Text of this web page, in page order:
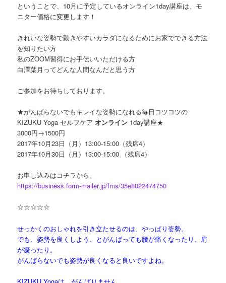
ということで、10月に予定しているオンライン1day講座は、モ
ニター価格に変更します！
きれいな姿勢で動きやすいカラダになるためにお家でできる方法
を知りたい方
私のZOOM習得にお手伝いいただける方
白澤葉月ってどんな人間なんだと思う方
ご参加をお待ちしております。
★がんばらないでもキレイな姿勢になれる毎日コツコツの
KIZUKU Yoga セルフケアオンライン 1day講座★
3000円→1500円
2017年10月23日（月）13:00-15:00（残席4）
2017年10月30日（月）13:00-15:00 （残席4）
お申し込みはコチラから。
https://business.form-mailer.jp/fms/35e8022474750
☆☆☆☆☆
せっかくのおしゃれを引き立たせるのは、やっぱり姿勢。
でも、姿勢を良くしよう、とがんばっても腰が痛くなったり、肩
が凝ったり。
がんばらないでも姿勢が良くなると良いですよね。
KIZUKU Yogaは、がんばりません。